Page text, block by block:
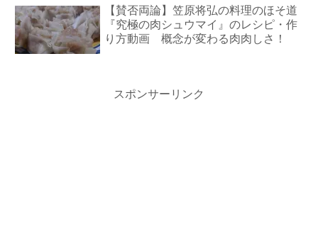
【賛否両論】笠原将弘の料理のほそ道
『究極の肉シュウマイ』のレシピ・作
り方動画 概念が変わる肉肉しさ！
スポンサーリンク